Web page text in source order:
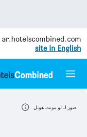
ar.hotelscombined.com
site in English
صور لـ لو مونت هوتل